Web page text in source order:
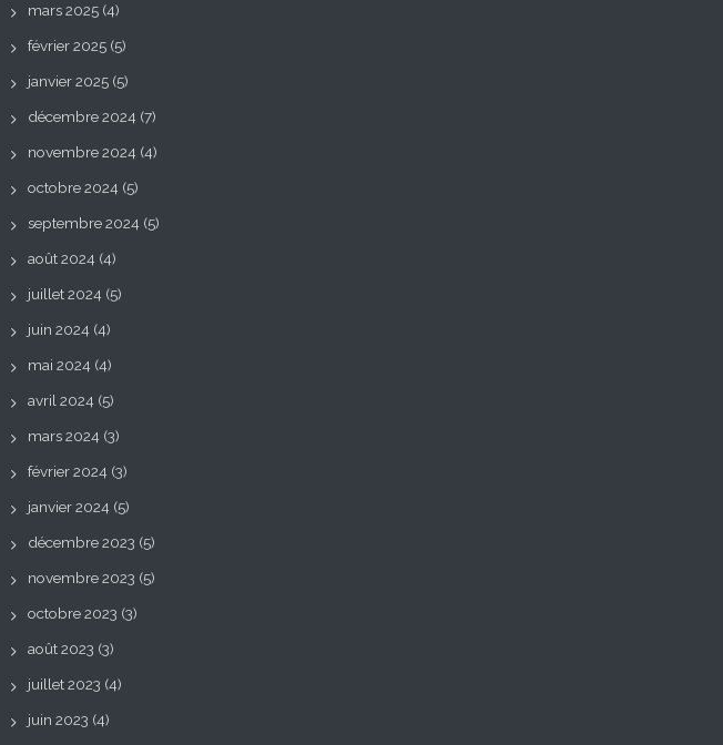
mars 2025 (4)
février 2025 (5)
janvier 2025 (5)
décembre 2024 (7)
novembre 2024 (4)
octobre 2024 (5)
septembre 2024 (5)
août 2024 (4)
juillet 2024 (5)
juin 2024 (4)
mai 2024 (4)
avril 2024 (5)
mars 2024 (3)
février 2024 (3)
janvier 2024 (5)
décembre 2023 (5)
novembre 2023 (5)
octobre 2023 (3)
août 2023 (3)
juillet 2023 (4)
juin 2023 (4)